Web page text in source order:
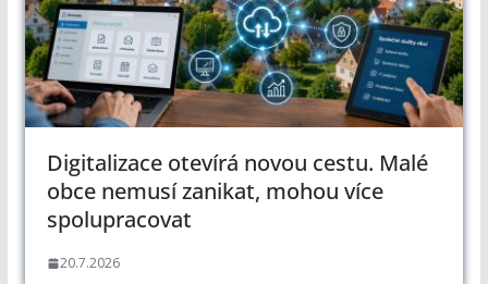
Digitalizace otevírá novou cestu. Malé
obce nemusí zanikat, mohou více
spolupracovat
20.7.2026